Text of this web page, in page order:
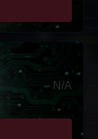
– N/A